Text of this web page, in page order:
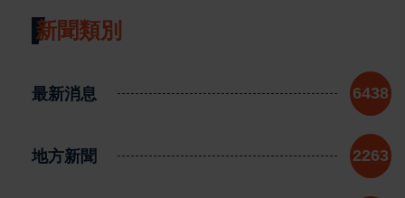
新聞類別
最新消息 6438
地方新聞 2263